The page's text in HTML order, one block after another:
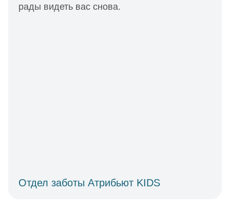
рады видеть вас снова.
Отдел заботы Атрибьют KIDS